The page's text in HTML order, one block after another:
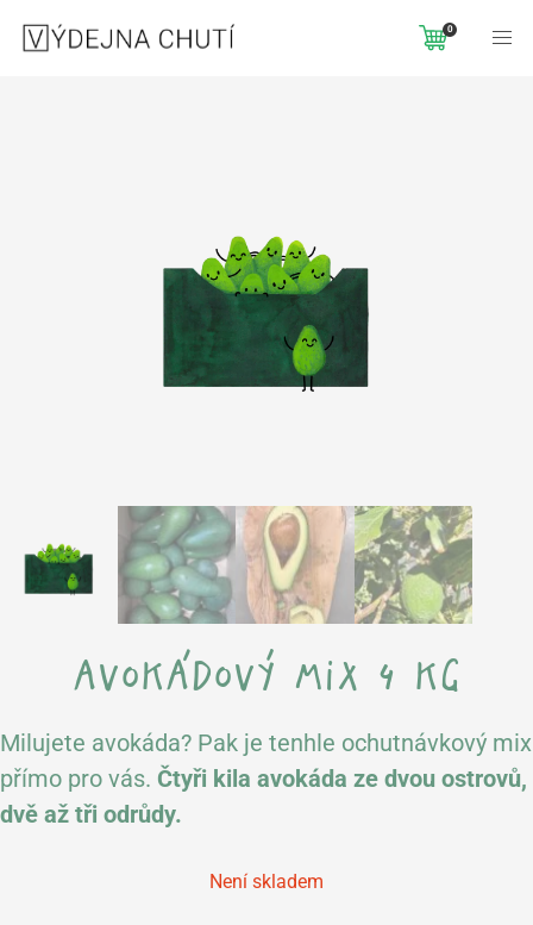
0
avokádový mix 4 kg
Milujete avokáda? Pak je tenhle ochutnávkový mix
přímo pro vás. Čtyři kila avokáda ze dvou ostrovů,
dvě až tři odrůdy.
Není skladem